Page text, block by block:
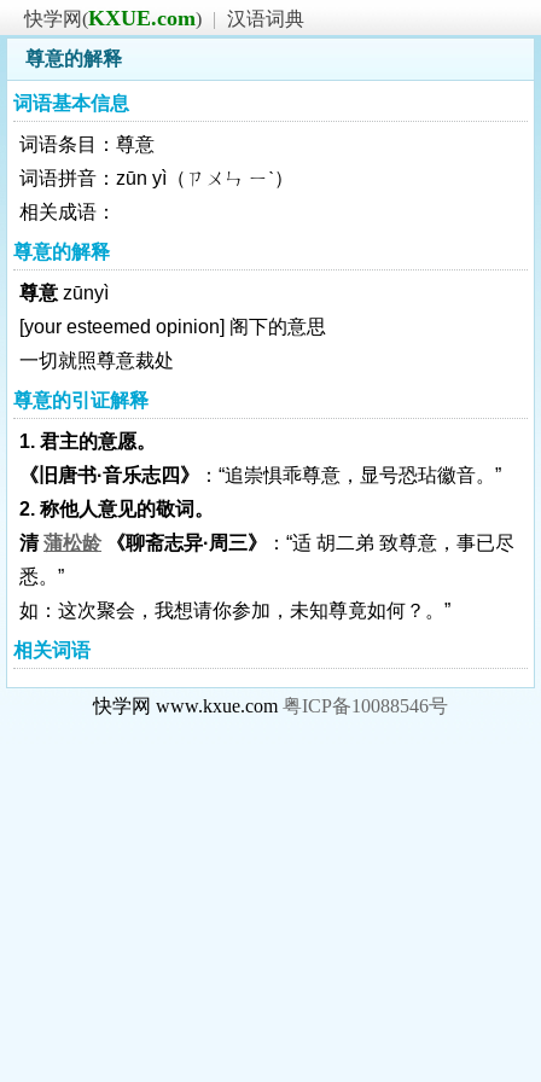
快学网(KXUE.com) | 汉语词典
尊意的解释
词语基本信息
词语条目：尊意
词语拼音：zūn yì（ㄗㄨㄣ ㄧˋ）
相关成语：
尊意的解释
尊意 zūnyì
[your esteemed opinion] 阁下的意思
一切就照尊意裁处
尊意的引证解释
1. 君主的意愿。
《旧唐书·音乐志四》
：“追崇惧乖尊意，显号恐玷徽音。”
2. 称他人意见的敬词。
清蒲松龄 《聊斋志异·周三》
：“适 胡二弟 致尊意，事已尽
悉。”
如：这次聚会，我想请你参加，未知尊竟如何？。”
相关词语
快学网 www.kxue.com 粤ICP备10088546号